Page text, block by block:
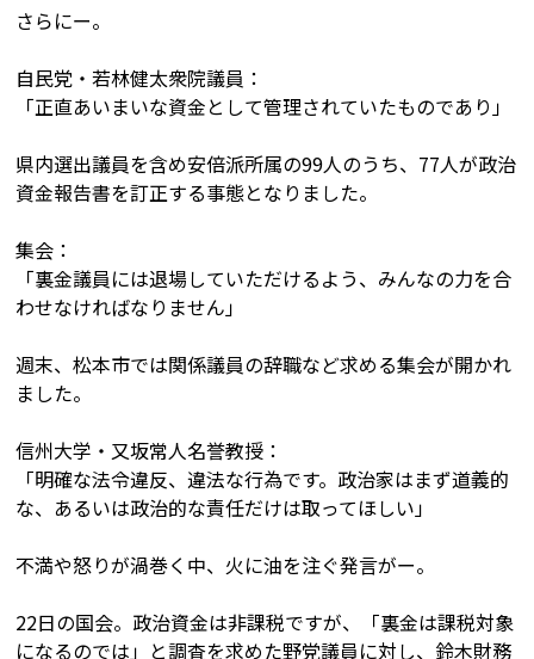
さらにー。
自民党・若林健太衆院議員：
「正直あいまいな資金として管理されていたものであり」
県内選出議員を含め安倍派所属の99人のうち、77人が政治
資金報告書を訂正する事態となりました。
集会：
「裏金議員には退場していただけるよう、みんなの力を合
わせなければなりません」
週末、松本市では関係議員の辞職など求める集会が開かれ
ました。
信州大学・又坂常人名誉教授：
「明確な法令違反、違法な行為です。政治家はまず道義的
な、あるいは政治的な責任だけは取ってほしい」
不満や怒りが渦巻く中、火に油を注ぐ発言がー。
22日の国会。政治資金は非課税ですが、「裏金は課税対象
になるのでは」と調査を求めた野党議員に対し、鈴木財務